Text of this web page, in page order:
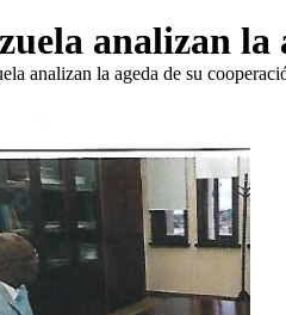
analizan
analizan la ageda de su